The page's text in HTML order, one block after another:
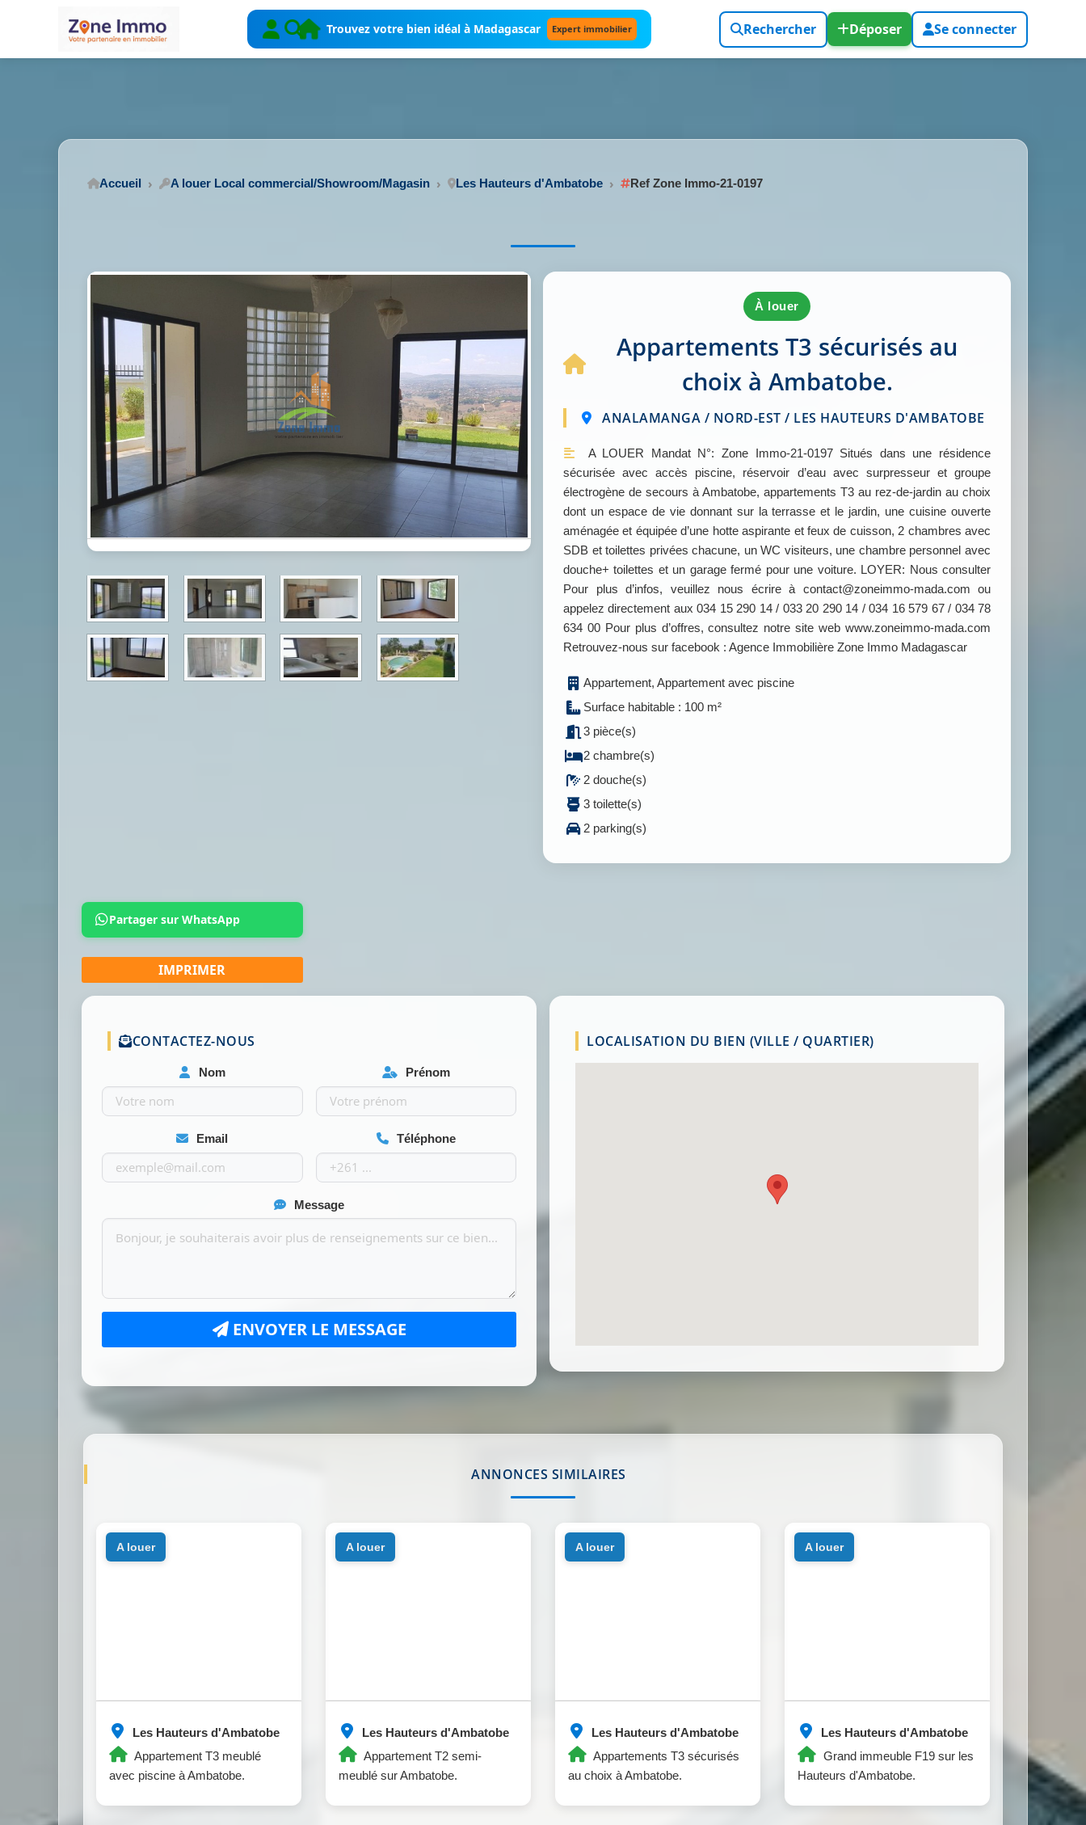
Trouvez votre bien idéal à Madagascar Expert immobilier Rechercher Déposer Se connecter
Accueil A louer Local commercial/Showroom/Magasin Les Hauteurs d'Ambatobe Ref Zone Immo-21-0197
à louer
Appartements T3 sécurisés au
choix à Ambatobe.
ANALAMANGA / NORD-EST / LES HAUTEURS D'AMBATOBE
A LOUER Mandat N°: Zone Immo-21-0197 Situés dans une résidence
sécurisée avec accès piscine, réservoir d’eau avec surpresseur et groupe
électrogène de secours à Ambatobe, appartements T3 au rez-de-jardin au choix
dont un espace de vie donnant sur la terrasse et le jardin, une cuisine ouverte
aménagée et équipée d’une hotte aspirante et feux de cuisson, 2 chambres avec
SDB et toilettes privées chacune, un WC visiteurs, une chambre personnel avec
douche+ toilettes et un garage fermé pour une voiture. LOYER: Nous consulter
Pour plus d’infos, veuillez nous écrire à contact@zoneimmo-mada.com ou
appelez directement aux 034 15 290 14 / 033 20 290 14 / 034 16 579 67 / 034 78
634 00 Pour plus d’offres, consultez notre site web www.zoneimmo-mada.com
Retrouvez-nous sur facebook : Agence Immobilière Zone Immo Madagascar
Appartement, Appartement avec piscine
Surface habitable : 100 m²
3 pièce(s)
2 chambre(s)
2 douche(s)
3 toilette(s)
2 parking(s)
Partager sur WhatsApp
CONTACTEZ-NOUS
Nom Prénom
Email Téléphone
Message
ENVOYER LE MESSAGE
LOCALISATION DU BIEN (VILLE / QUARTIER)
ANNONCES SIMILAIRES
Les Hauteurs d'Ambatobe
Appartement T3 meublé
avec piscine à Ambatobe.
a louer
Les Hauteurs d'Ambatobe
Appartement T2 semi-
meublé sur Ambatobe.
a louer
Les Hauteurs d'Ambatobe
Appartements T3 sécurisés
au choix à Ambatobe.
a louer
Les Hauteurs d'Ambatobe
Grand immeuble F19 sur les
Hauteurs d'Ambatobe.
a louer